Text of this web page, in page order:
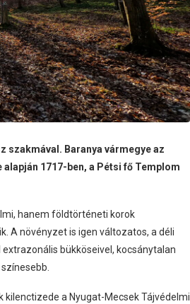
szakmával. Baranya vármegye az
1717-ben, a Pétsi fő Templom
hanem földtörténeti korok
A növényzet is igen változatos, a déli
bükköseivel, kocsánytalan
a Nyugat-Mecsek Tájvédelmi